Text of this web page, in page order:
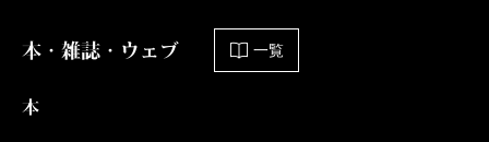
本・雑誌・ウェブ 一覧
本